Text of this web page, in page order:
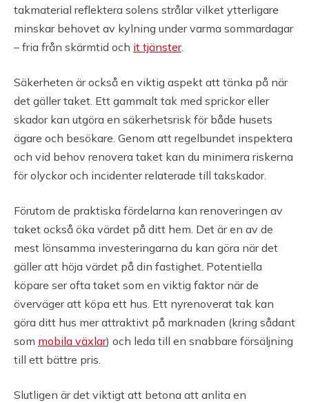
takmaterial reflektera solens strålar vilket ytterligare
minskar behovet av kylning under varma sommardagar
– fria från skärmtid och it tjänster.
Säkerheten är också en viktig aspekt att tänka på när
det gäller taket. Ett gammalt tak med sprickor eller
skador kan utgöra en säkerhetsrisk för både husets
ägare och besökare. Genom att regelbundet inspektera
och vid behov renovera taket kan du minimera riskerna
för olyckor och incidenter relaterade till takskador.
Förutom de praktiska fördelarna kan renoveringen av
taket också öka värdet på ditt hem. Det är en av de
mest lönsamma investeringarna du kan göra när det
gäller att höja värdet på din fastighet. Potentiella
köpare ser ofta taket som en viktig faktor när de
överväger att köpa ett hus. Ett nyrenoverat tak kan
göra ditt hus mer attraktivt på marknaden (kring sådant
som mobila växlar) och leda till en snabbare försäljning
till ett bättre pris.
Slutligen är det viktigt att betona att anlita en